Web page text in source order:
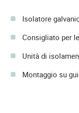
Isolatore
Consigliato per
Unità di
Montaggio su